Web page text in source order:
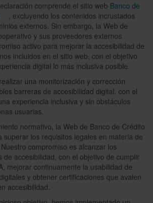
comprende el sitio web Banco de
, excluyendo los contenidos incrustados
externos. Sin embargo, la Web de
y sus proveedores externos
activo para mejorar la accesibilidad de
incluidos en el sitio web, con el objetivo
digital lo más inclusiva posible.
una monitorización y corrección
barreras de accesibilidad digital, con el
experiencia inclusiva y sin obstáculos
usuarias.
normativo, la Web de Banco de Crédito
superar los requisitos legales en materia de
compromiso es alcanzar los
de accesibilidad, con el objetivo de cumplir
mejorar continuamente la usabilidad de
y obtener certificaciones que avalen
accesibilidad.